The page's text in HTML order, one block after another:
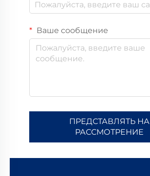
Ваше сообщение
ПРЕДСТАВЛЯТЬ НА
РАССМОТРЕНИЕ